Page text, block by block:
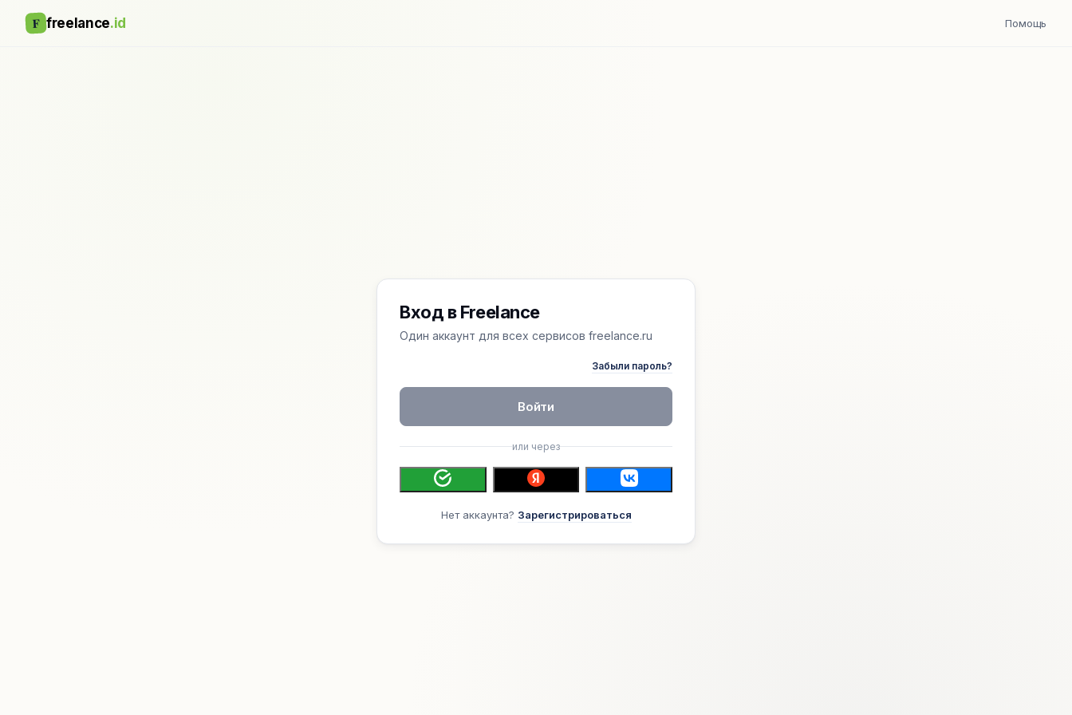
F freelance.id Помощь
Вход в Freelance
Один аккаунт для всех сервисов freelance.ru
Забыли пароль?
Войти
или через
Нет аккаунта? Зарегистрироваться